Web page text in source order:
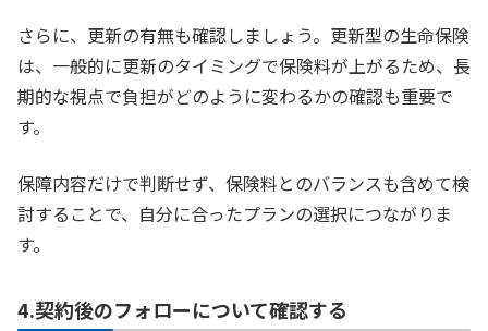
さらに、更新の有無も確認しましょう。更新型の生命保険
は、一般的に更新のタイミングで保険料が上がるため、長
期的な視点で負担がどのように変わるかの確認も重要で
す。
保障内容だけで判断せず、保険料とのバランスも含めて検
討することで、自分に合ったプランの選択につながりま
す。
4.契約後のフォローについて確認する